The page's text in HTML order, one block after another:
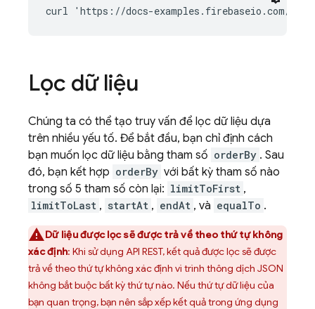
Lọc dữ liệu
Chúng ta có thể tạo truy vấn để lọc dữ liệu dựa
trên nhiều yếu tố. Để bắt đầu, bạn chỉ định cách
bạn muốn lọc dữ liệu bằng tham số orderBy . Sau
đó, bạn kết hợp orderBy với bất kỳ tham số nào
trong số 5 tham số còn lại: limitToFirst ,
limitToLast , startAt , endAt , và equalTo .
Dữ liệu được lọc sẽ được trả về theo thứ tự không
xác định: Khi sử dụng API REST, kết quả được lọc sẽ được
trả về theo thứ tự không xác định vì trình thông dịch JSON
không bắt buộc bất kỳ thứ tự nào. Nếu thứ tự dữ liệu của
bạn quan trọng, bạn nên sắp xếp kết quả trong ứng dụng